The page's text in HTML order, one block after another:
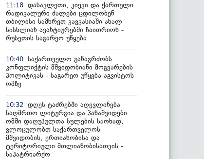
11:18 დასავლეთი, კიევი და ქართული
რადიკალური ძალები ცდილობენ
თბილისი სამხრეთ კავკასიაში ახალ
სისხლიან ავანტიურებში ჩაითრიონ -
რუსეთის საგარეო უწყება
10:40 საქართველო განაგრძობს
კონფლიქტის მშვიდობიანი მოგვარების
პოლიტიკას - საგარეო უწყება აგვისტოს
ომზე
10:32
დღეს ტაძრებში აღევლინება
საღმრთო ლიტურგია და პანაშვიდები
ომში დაღუპულთა სულების საოხად,
ვლოცულობთ საქართველოს
მშვიდობის, ერთიანობისა და
ტერიტორიული მთლიანობისათვის -
საპატრიარქო